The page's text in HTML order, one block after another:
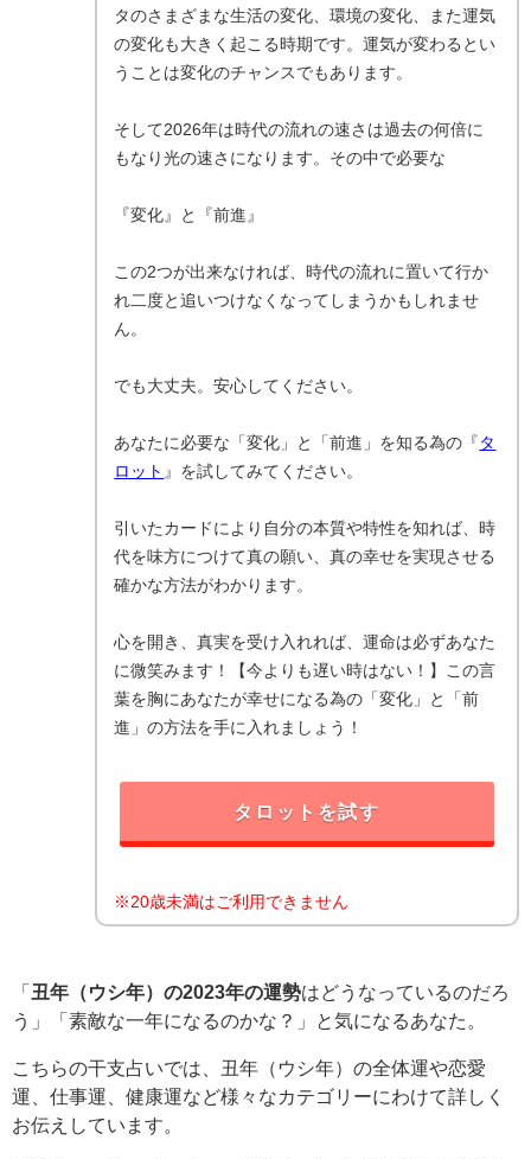
タのさまざまな生活の変化、環境の変化、また運気
の変化も大きく起こる時期です。運気が変わるとい
うことは変化のチャンスでもあります。
そして2026年は時代の流れの速さは過去の何倍に
もなり光の速さになります。その中で必要な
『変化』と『前進』
この2つが出来なければ、時代の流れに置いて行か
れ二度と追いつけなくなってしまうかもしれませ
ん。
でも大丈夫。安心してください。
あなたに必要な「変化」と「前進」を知る為の『 タ
ロット 』を試してみてください。
引いたカードにより自分の本質や特性を知れば、時
代を味方につけて真の願い、真の幸せを実現させる
確かな方法がわかります。
心を開き、真実を受け入れれば、運命は必ずあなた
に微笑みます！【今よりも遅い時はない！】この言
葉を胸にあなたが幸せになる為の「変化」と「前
進」の方法を手に入れましょう！
タロットを試す
※20歳未満はご利用できません
「 丑年（ウシ年）の2023年の運勢はどうなっているのだろ
う」「素敵な一年になるのかな？」と気になるあなた。
こちらの干支占いでは、丑年（ウシ年）の全体運や恋愛
運、仕事運、健康運など様々なカテゴリーにわけて詳しく
お伝えしています。